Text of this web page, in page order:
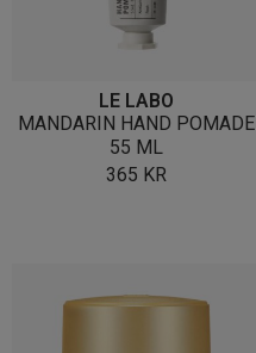
LE LABO
MANDARIN HAND POMADE
55 ML
365 KR